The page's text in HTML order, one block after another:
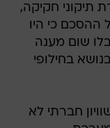
תיקוני חקיקה,
ההסכם כי היו
שום מענה
בחילופי
חברתי לא